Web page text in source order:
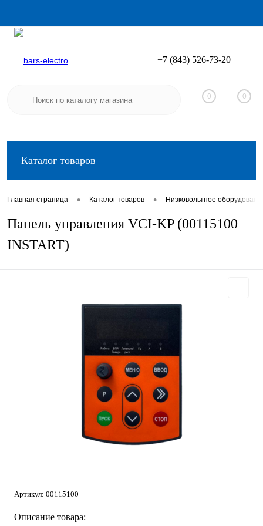
Вход
+7 (843) 526-73-20
0 0
Каталог товаров
Главная страница • Каталог товаров • Низковольтное
Панель управления VCI-KP (00115100
INSTART)
Артикул: 00115100
Описание товара: